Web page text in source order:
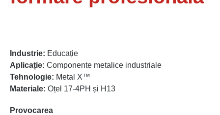
Industrie: Educație
Aplicație: Componente metalice industriale
Tehnologie: Metal X™
Materiale: Oțel 17-4PH și H13
Provocarea